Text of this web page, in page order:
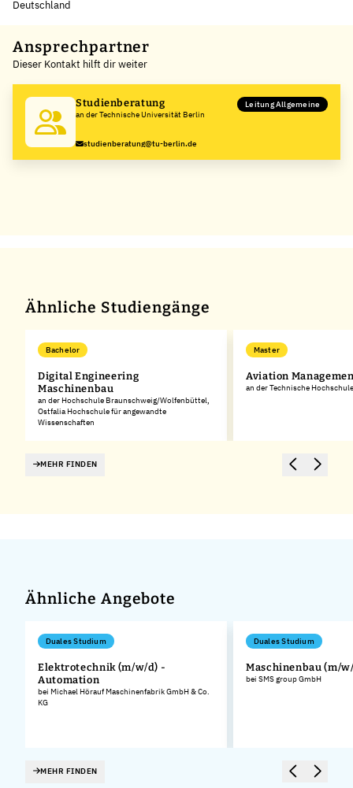
Deutschland
+
−
Ansprechpartner
Dieser Kontakt hilft dir weiter
Studienberatung
an der Technische Universität Berlin
Leitung Allgemeine
studienberatung@tu-berlin.de
Ähnliche Studiengänge
Bachelor
Digital Engineering
Maschinenbau
an der Hochschule Braunschweig/Wolfenbüttel,
Ostfalia Hochschule für angewandte
Wissenschaften
Master
Aviation
an der Technische
MEHR FINDEN
Ähnliche Angebote
Duales Studium
Elektrotechnik (m/w/d) -
Automation
bei Michael Hörauf Maschinenfabrik GmbH & Co.
KG
Duales Studium
Maschinenbau (m/
bei SMS group GmbH
MEHR FINDEN